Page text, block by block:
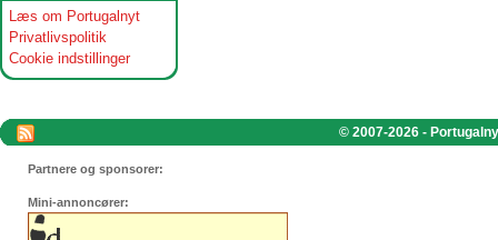
Læs om Portugalnyt
Privatlivspolitik
Cookie indstillinger
© 2007-2026 -
Partnere og sponsorer:
Mini-annoncører: